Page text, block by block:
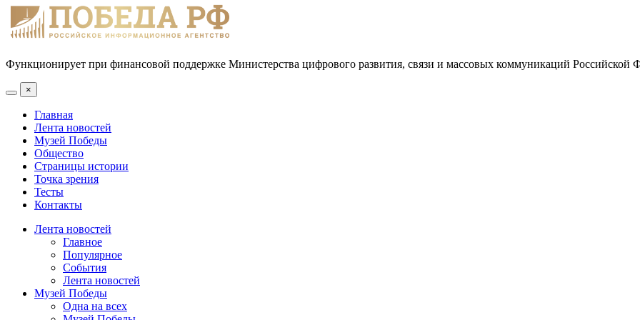
Функционирует при финансовой поддержке Министерства цифрового развития, связи и массовых коммуникаций Российской
×
Главная
Лента новостей
Музей Победы
Общество
Страницы истории
Точка зрения
Тесты
Контакты
Лента новостей
Главное
Популярное
События
Лента новостей
Музей Победы
Одна на всех